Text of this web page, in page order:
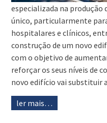
especializada na produção
único, particularmente
hospitalares e clínicos,
construção de um novo
com o objetivo de
reforçar os seus níveis de
novo edifício vai substituir
ler mais…